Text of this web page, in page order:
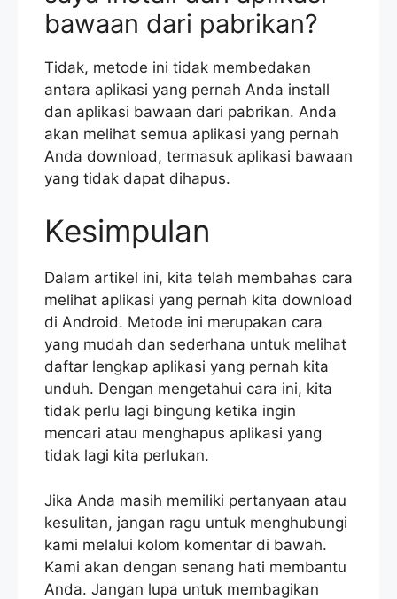
bawaan dari pabrikan?
Tidak, metode ini tidak membedakan
antara aplikasi yang pernah Anda install
dan aplikasi bawaan dari pabrikan. Anda
akan melihat semua aplikasi yang pernah
Anda download, termasuk aplikasi bawaan
yang tidak dapat dihapus.
Kesimpulan
Dalam artikel ini, kita telah membahas cara
melihat aplikasi yang pernah kita download
di Android. Metode ini merupakan cara
yang mudah dan sederhana untuk melihat
daftar lengkap aplikasi yang pernah kita
unduh. Dengan mengetahui cara ini, kita
tidak perlu lagi bingung ketika ingin
mencari atau menghapus aplikasi yang
tidak lagi kita perlukan.
Jika Anda masih memiliki pertanyaan atau
kesulitan, jangan ragu untuk menghubungi
kami melalui kolom komentar di bawah.
Kami akan dengan senang hati membantu
Anda. Jangan lupa untuk membagikan